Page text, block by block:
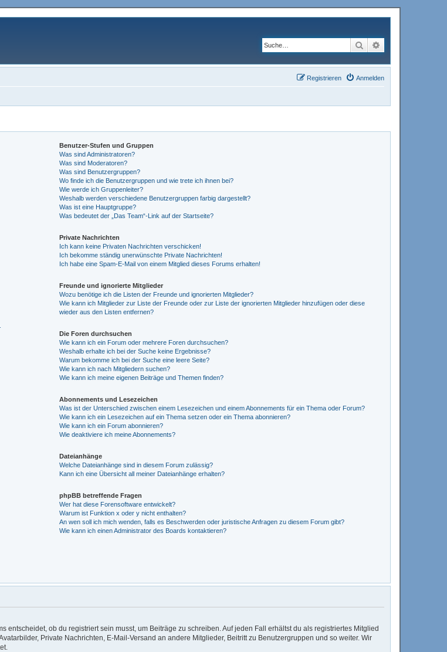
Suche
Anmelden
Registrieren
Benutzer-Stufen und Gruppen
Was sind Administratoren?
Was sind Moderatoren?
Was sind Benutzergruppen?
Wo finde ich die Benutzergruppen und wie trete ich ihnen bei?
Wie werde ich Gruppenleiter?
Weshalb werden verschiedene Benutzergruppen farbig dargestellt?
Was ist eine Hauptgruppe?
Was bedeutet der „Das Team“-Link auf der Startseite?
Private Nachrichten
Ich kann keine Privaten Nachrichten verschicken!
Ich bekomme ständig unerwünschte Private Nachrichten!
Ich habe eine Spam-E-Mail von einem Mitglied dieses Forums erhalten!
Freunde und ignorierte Mitglieder
Wozu benötige ich die Listen der Freunde und ignorierten Mitglieder?
Wie kann ich Mitglieder zur Liste der Freunde oder zur Liste der ignorierten Mitglieder hinzufügen oder diese
wieder aus den Listen entfernen?
Die Foren durchsuchen
Wie kann ich ein Forum oder mehrere Foren durchsuchen?
Weshalb erhalte ich bei der Suche keine Ergebnisse?
Warum bekomme ich bei der Suche eine leere Seite?
Wie kann ich nach Mitgliedern suchen?
Wie kann ich meine eigenen Beiträge und Themen finden?
Abonnements und Lesezeichen
Was ist der Unterschied zwischen einem Lesezeichen und einem Abonnements für ein Thema oder Forum?
Wie kann ich ein Lesezeichen auf ein Thema setzen oder ein Thema abonnieren?
Wie kann ich ein Forum abonnieren?
Wie deaktiviere ich meine Abonnements?
Dateianhänge
Welche Dateianhänge sind in diesem Forum zulässig?
Kann ich eine Übersicht all meiner Dateianhänge erhalten?
phpBB betreffende Fragen
Wer hat diese Forensoftware entwickelt?
Warum ist Funktion x oder y nicht enthalten?
An wen soll ich mich wenden, falls es Beschwerden oder juristische Anfragen zu diesem Forum gibt?
Wie kann ich einen Administrator des Boards kontaktieren?
ob du registriert sein musst, um Beiträge zu schreiben. Auf jeden Fall erhältst du als registriertes Mitglied
Private Nachrichten, E-Mail-Versand an andere Mitglieder, Beitritt zu Benutzergruppen und so weiter. Wir